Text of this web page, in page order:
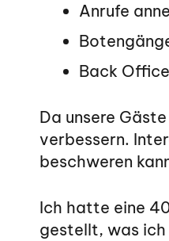
Anrufe
Back
Da unsere
verbessern.
beschweren
Ich hatte eine
gestellt, was